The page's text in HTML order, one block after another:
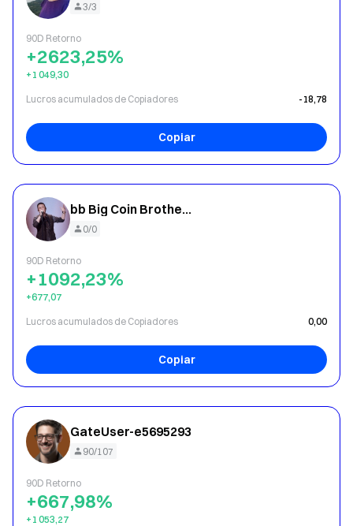
3/3
90D Retorno
+2623,25%
+1 049,30
Lucros acumulados de Copiadores -18,78
Copiar
bb Big Coin Brother dd
0/0
90D Retorno
+1092,23%
+677,07
Lucros acumulados de Copiadores 0,00
Copiar
GateUser-e5695293
90/107
90D Retorno
+667,98%
+1 053,27